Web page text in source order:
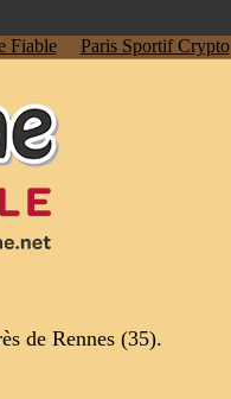
Fiable Paris Sportif Crypto
de Rennes (35).